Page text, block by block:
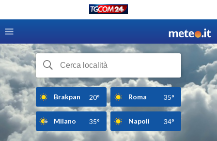
Brakpan 20° Roma 35°
Milano 35° Napoli 34°